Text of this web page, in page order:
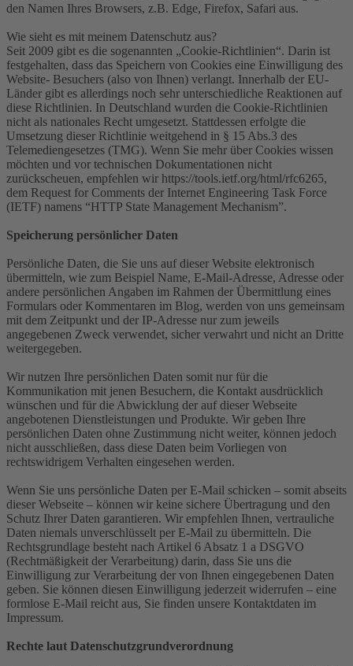
den Namen Ihres Browsers, z.B. Edge, Firefox, Safari aus.
Wie sieht es mit meinem Datenschutz aus?
Seit 2009 gibt es die sogenannten „Cookie-Richtlinien“. Darin ist
festgehalten, dass das Speichern von Cookies eine Einwilligung des
Website- Besuchers (also von Ihnen) verlangt. Innerhalb der EU-
Länder gibt es allerdings noch sehr unterschiedliche Reaktionen auf
diese Richtlinien. In Deutschland wurden die Cookie-Richtlinien
nicht als nationales Recht umgesetzt. Stattdessen erfolgte die
Umsetzung dieser Richtlinie weitgehend in § 15 Abs.3 des
Telemediengesetzes (TMG). Wenn Sie mehr über Cookies wissen
möchten und vor technischen Dokumentationen nicht
zurückscheuen, empfehlen wir https://tools.ietf.org/html/rfc6265,
dem Request for Comments der Internet Engineering Task Force
(IETF) namens “HTTP State Management Mechanism”.
Speicherung persönlicher Daten
Persönliche Daten, die Sie uns auf dieser Website elektronisch
übermitteln, wie zum Beispiel Name, E-Mail-Adresse, Adresse oder
andere persönlichen Angaben im Rahmen der Übermittlung eines
Formulars oder Kommentaren im Blog, werden von uns gemeinsam
mit dem Zeitpunkt und der IP-Adresse nur zum jeweils
angegebenen Zweck verwendet, sicher verwahrt und nicht an Dritte
weitergegeben.
Wir nutzen Ihre persönlichen Daten somit nur für die
Kommunikation mit jenen Besuchern, die Kontakt ausdrücklich
wünschen und für die Abwicklung der auf dieser Webseite
angebotenen Dienstleistungen und Produkte. Wir geben Ihre
persönlichen Daten ohne Zustimmung nicht weiter, können jedoch
nicht ausschließen, dass diese Daten beim Vorliegen von
rechtswidrigem Verhalten eingesehen werden.
Wenn Sie uns persönliche Daten per E-Mail schicken – somit abseits
dieser Webseite – können wir keine sichere Übertragung und den
Schutz Ihrer Daten garantieren. Wir empfehlen Ihnen, vertrauliche
Daten niemals unverschlüsselt per E-Mail zu übermitteln. Die
Rechtsgrundlage besteht nach Artikel 6 Absatz 1 a DSGVO
(Rechtmäßigkeit der Verarbeitung) darin, dass Sie uns die
Einwilligung zur Verarbeitung der von Ihnen eingegebenen Daten
geben. Sie können diesen Einwilligung jederzeit widerrufen – eine
formlose E-Mail reicht aus, Sie finden unsere Kontaktdaten im
Impressum.
Rechte laut Datenschutzgrundverordnung